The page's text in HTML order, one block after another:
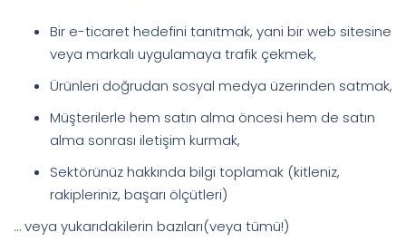
Bir e-ticaret hedefini tanıtmak, yani bir web sitesine
veya markalı uygulamaya trafik çekmek,
Ürünleri doğrudan sosyal medya üzerinden satmak,
Müşterilerle hem satın alma öncesi hem de satın
alma sonrası iletişim kurmak,
Sektörünüz hakkında bilgi toplamak (kitleniz,
rakipleriniz, başarı ölçütleri)
… veya yukarıdakilerin bazıları(veya tümü!)